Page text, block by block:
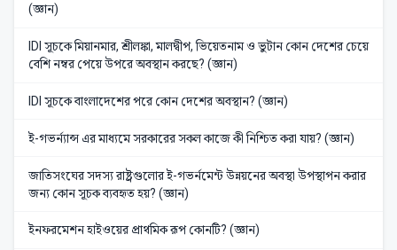
(জ্ঞান)
IDI সূচকে মিয়ানমার, শ্রীলঙ্কা, মালদ্বীপ, ভিয়েতনাম ও ভুটান কোন দেশের চেয়ে
বেশি নম্বর পেয়ে উপরে অবস্থান করছে? (জ্ঞান)
IDI সূচকে বাংলাদেশের পরে কোন দেশের অবস্থান? (জ্ঞান)
ই-গভর্ন্যান্স এর মাধ্যমে সরকারের সকল কাজে কী নিশ্চিত করা যায়? (জ্ঞান)
জাতিসংঘের সদস্য রাষ্ট্রগুলোর ই-গভর্নমেন্ট উন্নয়নের অবস্থা উপস্থাপন করার
জন্য কোন সূচক ব্যবহৃত হয়? (জ্ঞান)
ইনফরমেশন হাইওয়ের প্রাথমিক রূপ কোনটি? (জ্ঞান)